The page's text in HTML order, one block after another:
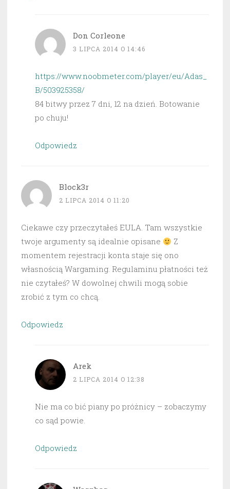
Don Corleone
3 LIPCA 2014 O 14:46
https://www.noobmeter.com/player/eu/Adas_
B/503925358/
84 bitwy przez 7 dni, 12 na dzień. Botowanie
po chuju!
Odpowiedz
Block3r
2 LIPCA 2014 O 11:20
Ciekawe czy przeczytałeś EULA. Tam wszystkie
twoje argumenty są idealnie opisane
Z
momentem rejestracji konta staje się ono
własnością Wargaming. Regulaminu płatności też
nie czytałeś? W dowolnej chwili mogą sobie
zrobić z tym co chcą.
Odpowiedz
Arek
2 LIPCA 2014 O 12:38
Nie ma co bić piany po próżnicy – zobaczymy
co sąd powie.
Odpowiedz